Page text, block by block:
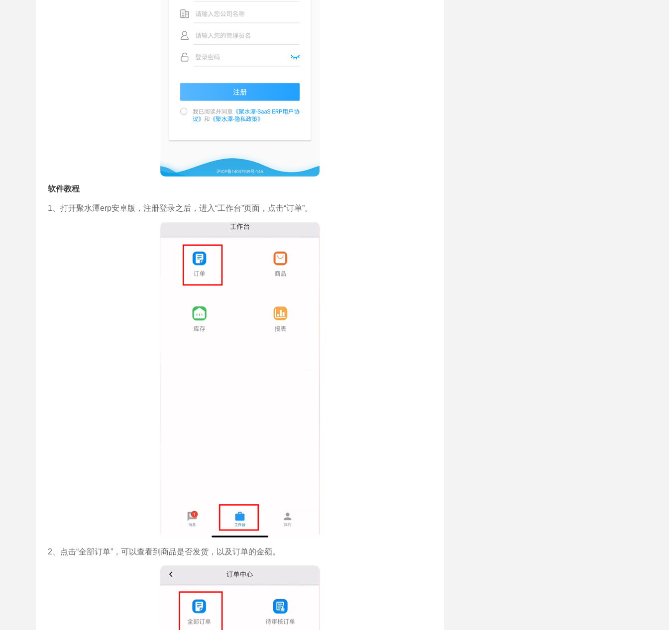
软件教程
1、打开聚水潭erp安卓版，注册登录之后，进入“工作台”页面，点击“订单”。
2、点击“全部订单”，可以查看到商品是否发货，以及订单的金额。